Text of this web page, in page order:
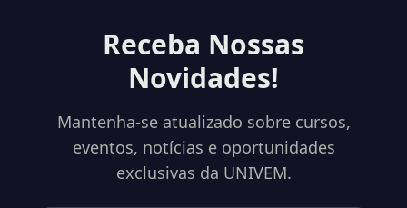
Receba Nossas
Novidades!
Mantenha-se atualizado sobre cursos,
eventos, notícias e oportunidades
exclusivas da UNIVEM.